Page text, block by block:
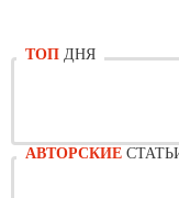
ТОП ДНЯ
АВТОРСКИЕ